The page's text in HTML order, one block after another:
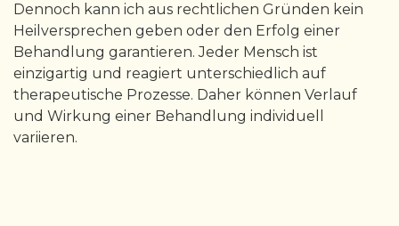
Dennoch kann ich aus rechtlichen Gründen kein
Heilversprechen geben oder den Erfolg einer
Behandlung garantieren. Jeder Mensch ist
einzigartig und reagiert unterschiedlich auf
therapeutische Prozesse. Daher können Verlauf
und Wirkung einer Behandlung individuell
variieren.